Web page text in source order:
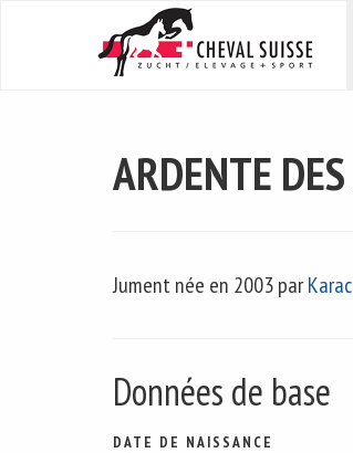
ARDENTE
Jument née en 2003 par
Données de base
DATE DE NAISSANCE